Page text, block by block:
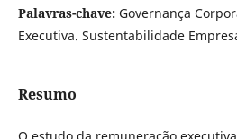
Palavras-chave: Governança
Executiva. Sustentabilidade
Resumo